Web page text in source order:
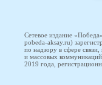
Сетевое издание
pobeda-aksay.ru)
по надзору в сфере
и массовых
2019 года,